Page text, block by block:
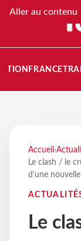
Aller au contenu
FRANCE
Accueil ›
Le clash / le
d’une
Le